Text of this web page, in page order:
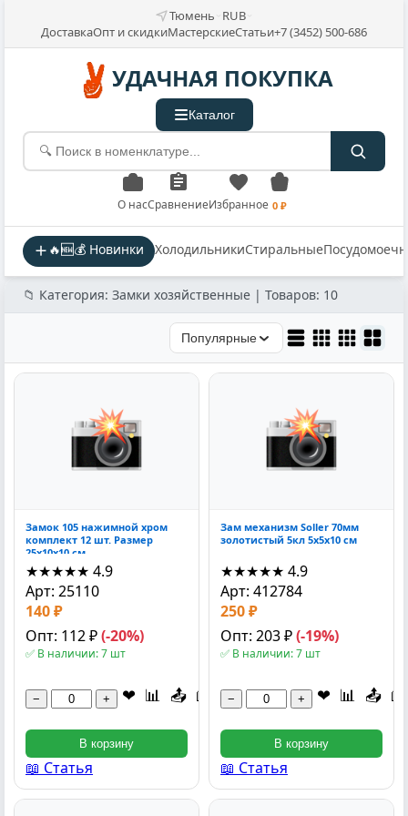
Тюмень RUB
ДоставкаОпт и скидкиМастерскиеСтатьи+7 (3452) 500-686
УДАЧНАЯ ПОКУПКА
Каталог
О насСравнениеИзбранное 0 ₽
🔥🆕💰 Новинки ХолодильникиСтиральные
📁 Категория: Замки хозяйственные | Товаров: 10
Популярные
Замок 105 нажимной хром
комплект 12 шт. Размер
25x10x10 см
★★★★★ 4.9
Арт: 25110
140 ₽
Опт: 112 ₽(-20%)
✅ В наличии: 7 шт
− + ❤ 📊 📤 📖
В корзину
📖 Статья
Зам механизм Soller 70мм
золотистый 5кл 5x5x10 см
★★★★★ 4.9
Арт: 412784
250 ₽
Опт: 203 ₽(-19%)
✅ В наличии: 7 шт
− + ❤ 📊 📤 📖
В корзину
📖 Статья